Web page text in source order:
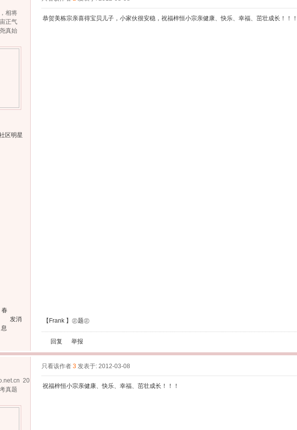
相将
正气
真始
春
发消
息
恭贺美栋宗亲喜得宝贝儿子，小家伙很安稳，祝福梓恒小宗亲健康、快乐、幸福、茁壮成长！！
【Frank 】㊣题㊣
回复 举报
2011
真题
只看该作者 3 发表于: 2012-03-08
祝福梓恒小宗亲健康、快乐、幸福、茁壮成长！！！